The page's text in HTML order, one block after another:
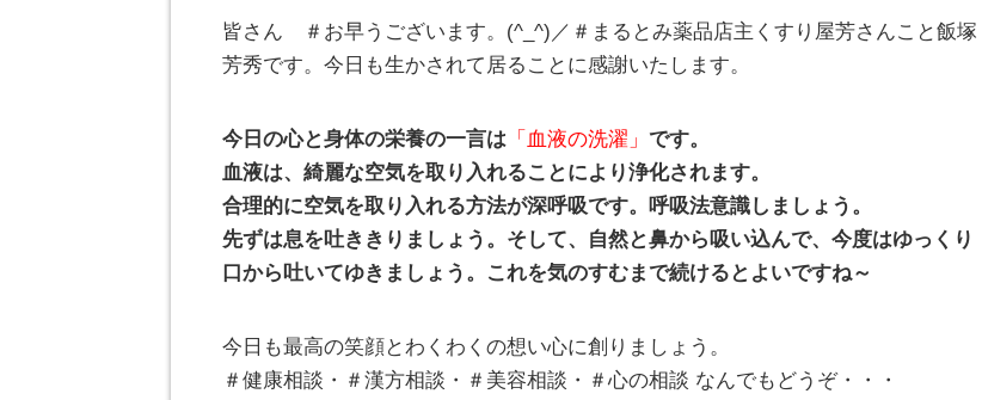
皆さん ＃お早うございます。(^_^)／＃まるとみ薬品店主くすり屋芳さんこと飯塚
芳秀です。今日も生かされて居ることに感謝いたします。
今日の心と身体の栄養の一言は 「血液の洗濯」 です。
血液は、綺麗な空気を取り入れることにより浄化されます。
合理的に空気を取り入れる方法が深呼吸です。呼吸法意識しましょう。
先ずは息を吐ききりましょう。そして、自然と鼻から吸い込んで、今度はゆっくり
口から吐いてゆきましょう。これを気のすむまで続けるとよいですね～
今日も最高の笑顔とわくわくの想い心に創りましょう。
＃健康相談・＃漢方相談・＃美容相談・＃心の相談 なんでもどうぞ・・・